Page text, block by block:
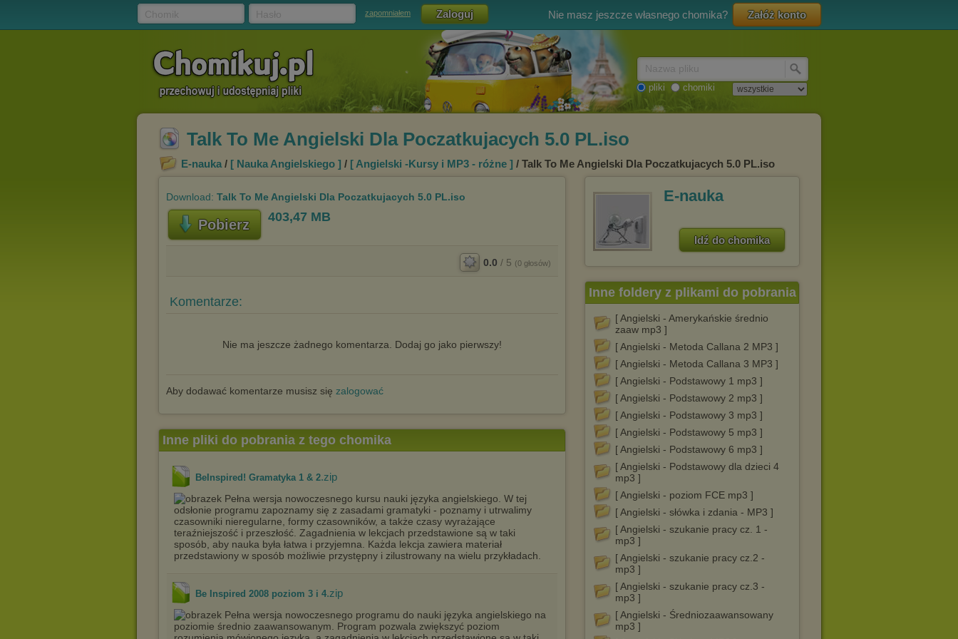
zapomniałem Nie masz jeszcze własnego chomika? Załóż konto
pliki chomiki
Talk To Me Angielski Dla Poczatkujacych 5.0 PL.iso
E-nauka / [ Nauka Angielskiego ] / [ Angielski -Kursy i MP3 - różne ] / Talk To Me Angielski Dla Poczatkujacych 5.0 PL.iso
Download: Talk To Me Angielski Dla Poczatkujacych 5.0 PL.iso
Pobierz 403,47 MB
0.0 / 5 (0 głosów)
Komentarze:
Nie ma jeszcze żadnego komentarza. Dodaj go jako pierwszy!
Aby dodawać komentarze musisz się zalogować
E-nauka
Idź do chomika
Inne foldery z plikami do pobrania
[ Angielski - Amerykańskie średnio
zaaw mp3 ]
[ Angielski - Metoda Callana 2 MP3 ]
[ Angielski - Metoda Callana 3 MP3 ]
[ Angielski - Podstawowy 1 mp3 ]
[ Angielski - Podstawowy 2 mp3 ]
[ Angielski - Podstawowy 3 mp3 ]
[ Angielski - Podstawowy 5 mp3 ]
[ Angielski - Podstawowy 6 mp3 ]
[ Angielski - Podstawowy dla dzieci 4
mp3 ]
[ Angielski - poziom FCE mp3 ]
[ Angielski - słówka i zdania - MP3 ]
[ Angielski - szukanie pracy cz. 1 -
mp3 ]
[ Angielski - szukanie pracy cz.2 -
mp3 ]
[ Angielski - szukanie pracy cz.3 -
mp3 ]
[ Angielski - Średniozaawansowany
mp3 ]
Inne pliki do pobrania z tego chomika
BeInspired! Gramatyka 1 & 2.zip
Pełna wersja nowoczesnego kursu nauki języka angielskiego. W tej
odsłonie programu zapoznamy się z zasadami gramatyki - poznamy i utrwalimy
czasowniki nieregularne, formy czasowników, a także czasy wyrażające
teraźniejszość i przeszłość. Zagadnienia w lekcjach przedstawione są w taki
sposób, aby nauka była łatwa i przyjemna. Każda lekcja zawiera materiał
przedstawiony w sposób możliwie przystępny i zilustrowany na wielu przykładach.
Be Inspired 2008 poziom 3 i 4.zip
Pełna wersja nowoczesnego programu do nauki języka angielskiego na
poziomie średnio zaawansowanym. Program pozwala zwiększyć poziom